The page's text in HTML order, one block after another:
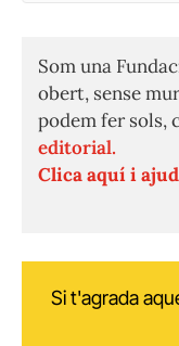
Som una
obert, sense
podem fer sols,
editorial.
Clica aquí i
Si t'agrada